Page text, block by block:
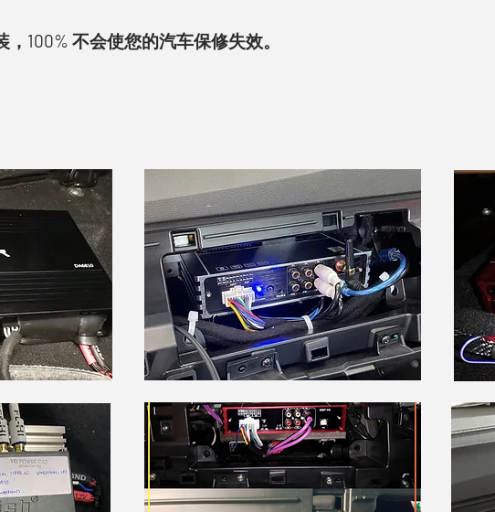
，100% 不会使您的汽车保修失效。